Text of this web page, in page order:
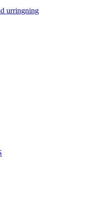
urringning